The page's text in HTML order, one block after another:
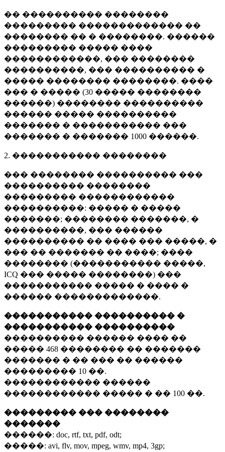
�� ���������� ��������
��������� ������������� ��
�������� �� � ��������. ������
��������� ����� ����
������������, ��� ��������
����������, ��� ���������� �
����� �������� ��������. ����
��� � ����� (30 ����� ��������
������) �������� ����������
������ ����� ����������
������� � ����������� ���
������� � ������� 1000 ������.
2. ����������� ��������
��� �������� ���������� ���
���������� ��������
��������� ������������
����������: ����� � �����
�������; �������� �������, �
����������, ��� ������
���������� �� ���� ��� �����, �
��� �� ������� �� ����; ����
�������� (����������� �����,
ICQ ��� ����� ��������) ���
����������� ����� � ���� �
������ �������������.
����������� ���������� �
����������� ����������
���������� ������ ���� ��
����� 468 �������� �� �������
������� � �� ��� �� ������
��������� 10 ��.
������������ ������
������������ ����� � �� 100 ��.
��������� ��� ��������
�������
������: doc, rtf, txt, pdf, odt;
�����: avi, flv, mov, mpeg, wmv, mp4, 3gp;